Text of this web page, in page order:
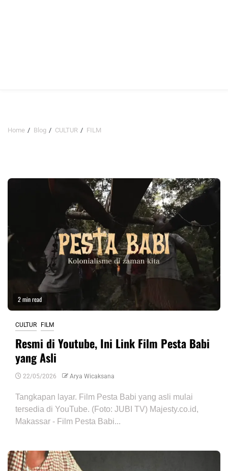
Home Blog CULTUR FILM
2 min read
CULTUR FILM
Resmi di Youtube, Ini Link Film Pesta Babi
yang Asli
22/05/2026 Arya Wicaksana
Tangkapan layar. Film Pesta Babi yang asli mulai
tersedia di YouTube. (Foto: JUBI TV) Majesty.co.id,
Makassar - Film Pesta Babi...